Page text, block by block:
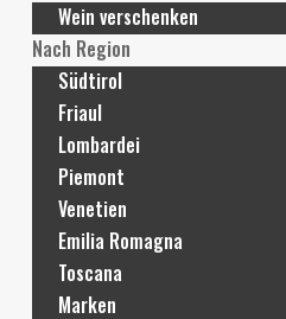
FEUDO
PASSERINA
IGP 0,75L
Wein verschenken
Nach Region
Südtirol
Friaul
Lombardei
Piemont
Venetien
Emilia Romagna
Toscana
Marken